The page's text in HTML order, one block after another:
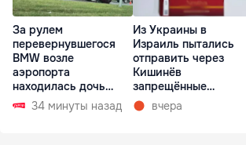
За рулем
перевернувшегося
BMW возле
аэропорта
находилась дочь
директора лицея
34 минуты назад
Из Украины в
Израиль пытались
отправить через
Кишинёв
запрещённые
препараты
вчера